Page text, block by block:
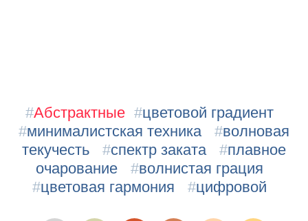
#Абстрактные #цветовой градиент
#минималистская техника #волновая
текучесть
#спектр заката #плавное
очарование
#волнистая грация
#цветовая гармония #цифровой